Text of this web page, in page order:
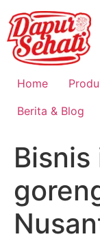
Home
Berita & Blog